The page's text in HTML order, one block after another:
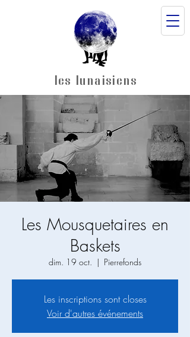
les lunaisiens
Les Mousquetaires en
Baskets
dim. 19 oct.
  |
Pierrefonds
Les inscriptions sont closes
Voir d'autres événements